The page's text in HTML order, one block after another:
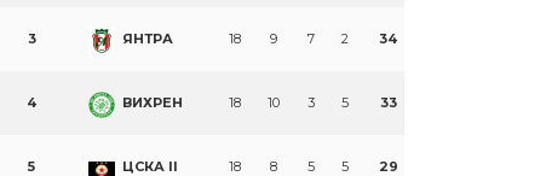
3 ЯНТРА 18 9 7 2 34
4 ВИХРЕН 18 10 3 5 33
5 ЦСКА II 18 8 5 5 29